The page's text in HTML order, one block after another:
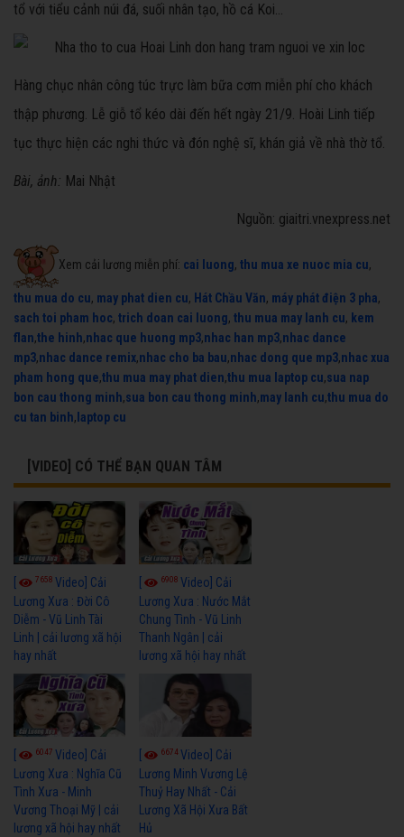
tổ với tiểu cảnh núi đá, suối nhân tạo, hồ cá Koi...
Hàng chục nhân công túc trực làm bữa cơm miễn phí cho khách
thập phương. Lễ giỗ tổ kéo dài đến hết ngày 21/9. Hoài Linh tiếp
tục thực hiện các nghi thức và đón nghệ sĩ, khán giả về nhà thờ tổ.
Bài, ảnh: Mai Nhật
Nguồn: giaitri.vnexpress.net
Xem cải lương miễn phí: cai luong, thu mua xe nuoc mia cu,
thu mua do cu, may phat dien cu, Hát Chầu Văn, máy phát điện 3 pha,
sach toi pham hoc, trich doan cai luong, thu mua may lanh cu, kem
flan,the hinh,nhac que huong mp3,nhac han mp3,nhac dance
mp3,nhac dance remix,nhac cho ba bau,nhac dong que mp3,nhac xua
pham hong que,thu mua may phat dien,thu mua laptop cu,sua nap
bon cau thong minh,sua bon cau thong minh,may lanh cu,thu mua do
cu tan binh, laptop cu
[VIDEO] CÓ THỂ BẠN QUAN TÂM
7658 Video] Cải
Lương Xưa : Đời Cô
Diễm - Vũ Linh Tài
Linh | cải lương xã hội
hay nhất
6908Video] Cải
Lương Xưa : Nước Mắt
Chung Tình - Vũ Linh
Thanh Ngân | cải
lương xã hội hay nhất
6047 Video] Cải
Lương Xưa : Nghĩa Cũ
Tình Xưa - Minh
Vương Thoại Mỹ | cải
lương xã hội hay nhất
6674Video] Cải
Lương Minh Vương Lệ
Thuỷ Hay Nhất - Cải
Lương Xã Hội Xưa Bất
Hủ